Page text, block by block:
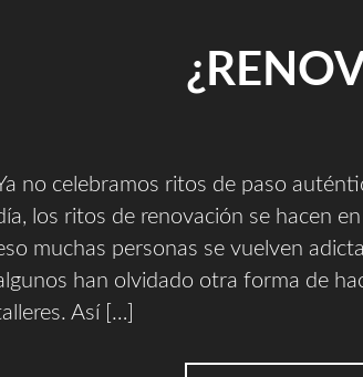
no celebramos ritos de paso
los ritos de renovación se hacen
muchas personas se vuelven
han olvidado otra forma de
Así […]